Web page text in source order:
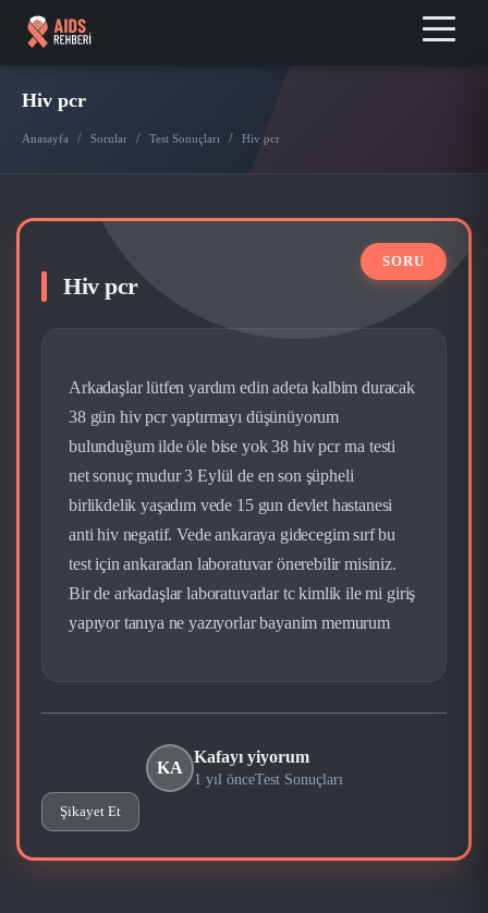
Hiv pcr
Anasayfa / Sorular / Test Sonuçları / Hiv pcr
Hiv pcr
Arkadaşlar lütfen yardım edin adeta kalbim duracak
38 gün hiv pcr yaptırmayı düşünüyorum
bulunduğum ilde öle bise yok 38 hiv pcr rna testi
net sonuç mudur 3 Eylül de en son şüpheli
birlikdelik yaşadım vede 15 gun devlet hastanesi
anti hiv negatif. Vede ankaraya gidecegim sırf bu
test için ankaradan laboratuvar önerebilir misiniz.
Bir de arkadaşlar laboratuvarlar tc kimlik ile mi giriş
yapıyor tanıya ne yazıyorlar bayanim memurum
KA
Kafayı yiyorum
1 yıl önceTest Sonuçları
Şikayet Et